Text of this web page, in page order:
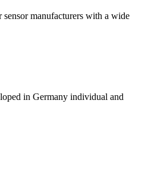
sensor manufacturers with a wide
in Germany individual and